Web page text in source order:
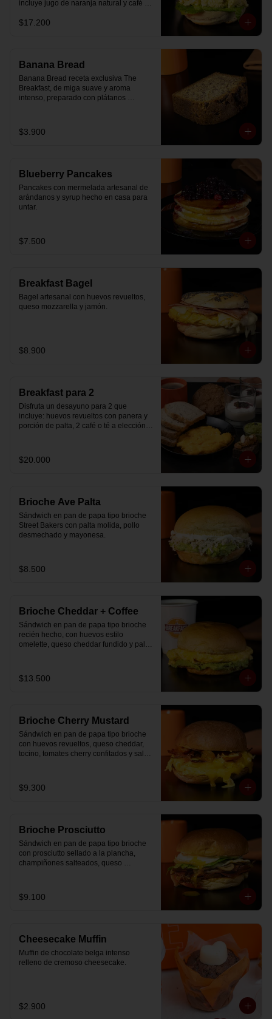
incluye jugo de naranja natural y café o
$17.200
Banana Bread
Banana Bread receta exclusiva The
Breakfast, de miga suave y aroma
intenso, preparado con plátanos
$3.900
Blueberry Pancakes
Pancakes con mermelada artesanal de
arándanos y syrup hecho en casa para
untar.
$7.500
Breakfast Bagel
Bagel artesanal con huevos revueltos,
queso mozzarella y jamón.
$8.900
Breakfast para 2
Disfruta un desayuno para 2 que
incluye: huevos revueltos con panera y
porción de palta, 2 café o té a elección, 2
hecha en casa, un mini brownie y galleta
de avena para compartir.
$20.000
Brioche Ave Palta
Sándwich en pan de papa tipo brioche
Street Bakers con palta molida, pollo
desmechado y mayonesa.
$8.500
Brioche Cheddar + Coffee
Sándwich en pan de papa tipo brioche
recién hecho, con huevos estilo
omelette, queso cheddar fundido y palta,
Se envía en bolsa delivery.
$13.500
Brioche Cherry Mustard
Sándwich en pan de papa tipo brioche
con huevos revueltos, queso cheddar,
tocino, tomates cherry confitados y salsa
$9.300
Brioche Prosciutto
Sándwich en pan de papa tipo brioche
con prosciutto sellado a la plancha,
champiñones salteados, queso
$9.100
Cheesecake Muffin
Muffin de chocolate belga intenso
relleno de cremoso cheesecake.
$2.900